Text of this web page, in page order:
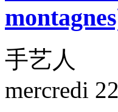
手艺人
mercredi